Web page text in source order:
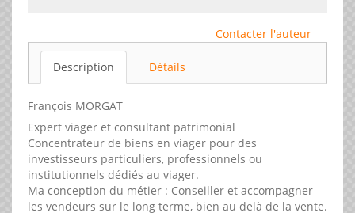
Contacter l'auteur
Description Détails
François MORGAT
Expert viager et consultant patrimonial
Concentrateur de biens en viager pour des
investisseurs particuliers, professionnels ou
institutionnels dédiés au viager.
Ma conception du métier : Conseiller et accompagner
les vendeurs sur le long terme, bien au delà de la vente.